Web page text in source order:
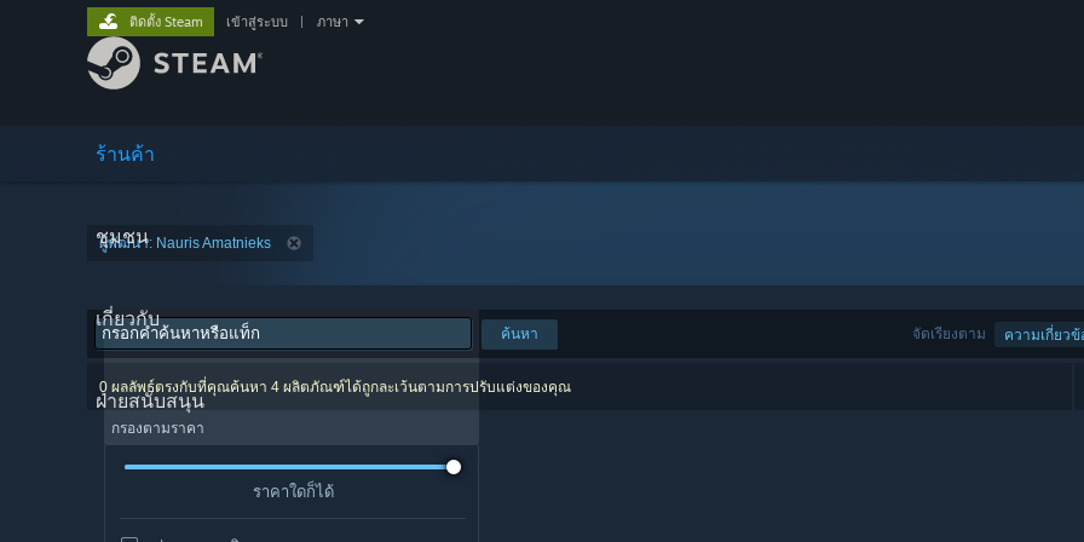
ร้านค้า
ชุมชน
เกี่ยวกับ
ฝ่ายสนับสนุน
ติดตั้ง Steam เข้าสู่ระบบ ภาษา
ผู้พัฒนา: Nauris Amatnieks
จัดเรียงตาม ความเกี่ยวข้
ค้นหา
0 ผลลัพธ์ตรงกับที่คุณค้นหา 4 ผลิตภัณฑ์ได้ถูกละเว้นตามการปรับแต่งของคุณ
กรองตามราคา
ราคาใดก็ได้